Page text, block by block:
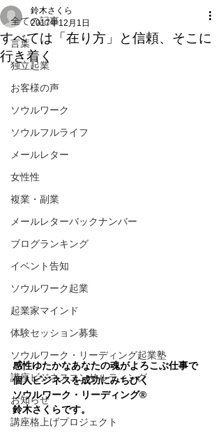
全ての記事
言葉
独立起業
お客様の声
ソウルワーク
ソウルフルライフ
メールレター
女性性
複業・副業
メールレターバックナンバー
ブログランキング
イベント告知
ソウルワーク起業
起業家マインド
体験セッション募集
ソウルワーク・リーディング起業塾
講座ビジネスコンサルティング
お知らせ
講座格上げプロジェクト
すべては「在り方」と信頼、そこに
行き着く
鈴木さくら
2017年12月1日
感性ゆたかなあなたの魂がよろこぶ仕事で
個人ビジネスを成功にみちびく
ソウルワーク・リーディング®︎
鈴木さくらです。